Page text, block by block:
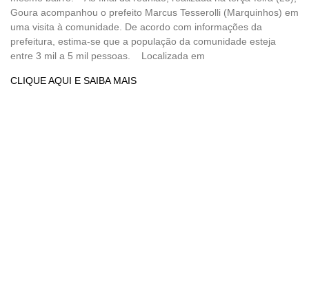
Goura acompanhou o prefeito Marcus Tesserolli (Marquinhos) em
uma visita à comunidade. De acordo com informações da
prefeitura, estima-se que a população da comunidade esteja
entre 3 mil a 5 mil pessoas. Localizada em
CLIQUE AQUI E SAIBA MAIS